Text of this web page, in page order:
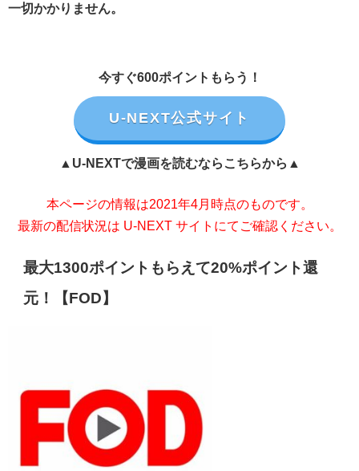
一切かかりません。
今すぐ600ポイントもらう！
U-NEXT公式サイト
▲U-NEXTで漫画を読むならこちらから▲
本ページの情報は2021年4月時点のものです。
最新の配信状況は U-NEXT サイトにてご確認ください。
最大1300ポイントもらえて20%ポイント還
元！【FOD】